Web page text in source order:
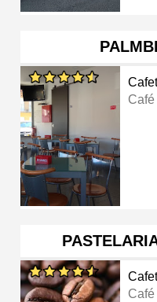
Café
Café